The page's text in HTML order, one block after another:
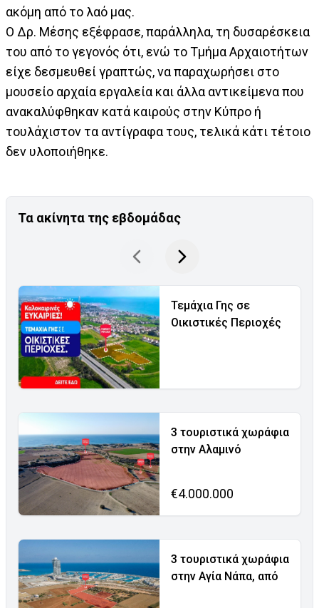
ακόμη από το λαό μας.
Ο Δρ. Μέσης εξέφρασε, παράλληλα, τη δυσαρέσκεια
του από το γεγονός ότι, ενώ το Τμήμα Αρχαιοτήτων
είχε δεσμευθεί γραπτώς, να παραχωρήσει στο
μουσείο αρχαία εργαλεία και άλλα αντικείμενα που
ανακαλύφθηκαν κατά καιρούς στην Κύπρο ή
τουλάχιστον τα αντίγραφα τους, τελικά κάτι τέτοιο
δεν υλοποιήθηκε.
Τα ακίνητα της εβδομάδας
Τεμάχια Γης σε
Οικιστικές Περιοχές
3 τουριστικά χωράφια
στην Αλαμινό
€4.000.000
3 τουριστικά χωράφια
στην Αγία Νάπα, από